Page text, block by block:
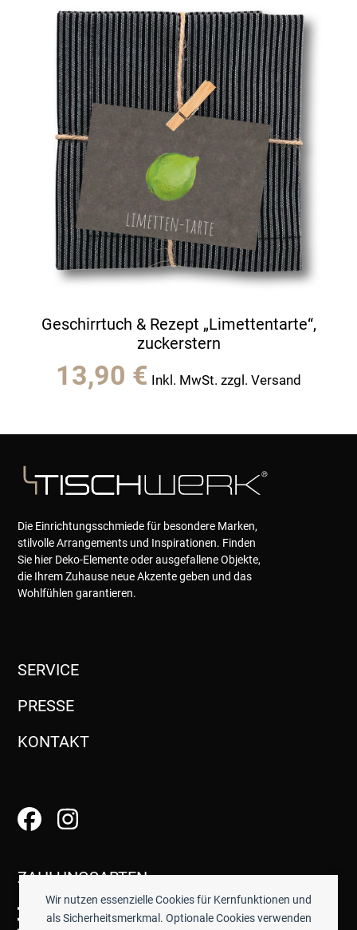
Wir nutzen essenzielle Cookies für Kernfunktionen und
als Sicherheitsmerkmal. Optionale Cookies verwenden
Geschirrtuch & Rezept „Limettentarte“,
zuckerstern
13,90 € Inkl. MwSt. zzgl. Versand
Die Einrichtungsschmiede für besondere Marken,
stilvolle Arrangements und Inspirationen. Finden
Sie hier Deko-Elemente oder ausgefallene Objekte,
die Ihrem Zuhause neue Akzente geben und das
Wohlfühlen garantieren.
SERVICE
PRESSE
KONTAKT
ZAHLUNGSARTEN